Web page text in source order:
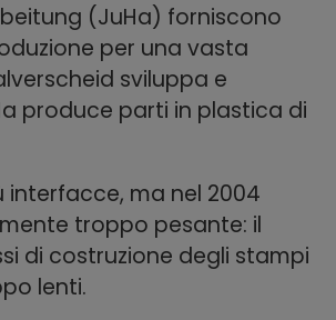
(JuHa) forniscono
per una vasta
sviluppa e
produce parti in plastica di
interfacce, ma nel 2004
troppo pesante: il
di costruzione degli stampi
lenti.